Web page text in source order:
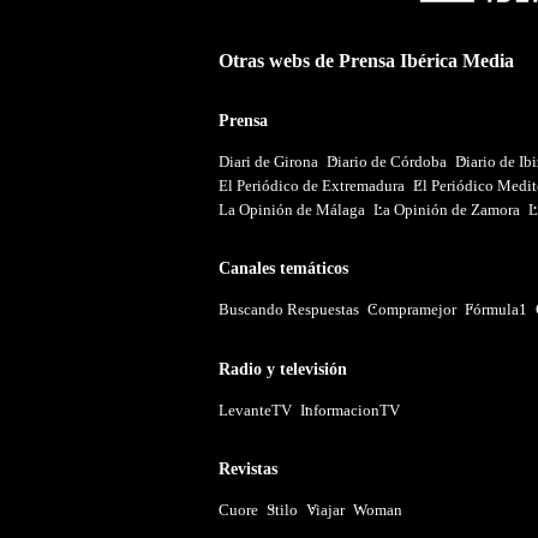
Otras webs de Prensa Ibérica Media
Prensa
Diari de Girona Diario de Córdoba Diario de
El Periódico de Extremadura El Periódico
La Opinión de Málaga La Opinión de Zamora
Canales temáticos
Buscando Respuestas Compramejor Fórmula1
Radio y televisión
LevanteTV InformacionTV
Revistas
Cuore Stilo Viajar Woman